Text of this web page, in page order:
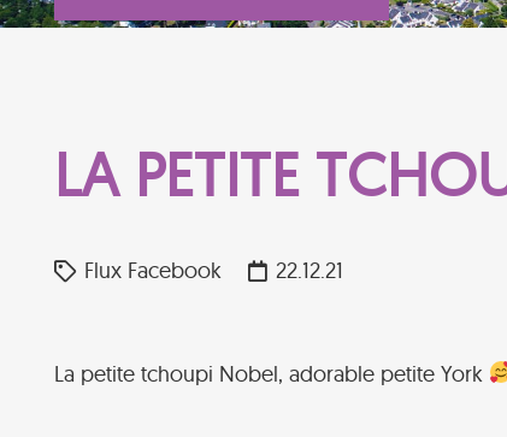
LA PETITE
Flux Facebook 22.12.21
La petite tchoupi Nobel, adorable petite York